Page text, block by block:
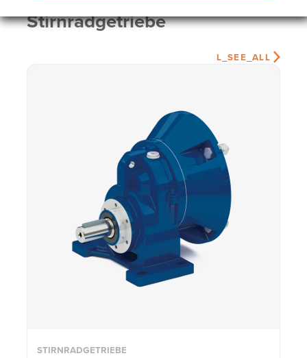
Stirnradgetriebe
L_SEE_ALL
STIRNRADGETRIEBE